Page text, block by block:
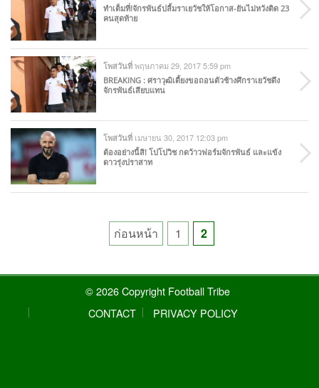
ทำเต็มที่!จักรพันธ์ปลื้มราเยวัชให้โอกาส-ยันไม่หวังติด 23
คนสุดท้าย
โพสวันที่ พฤษภาคม 29, 2017 5:59 pm
BREAKING : ศราวุฒิเดี้ยงขอถอนตัวช้างศึกราเยวัชดึง
จักรพันธ์เสียบแทน
โพสวันที่ เมษายน 30, 2017 12:03 pm
ต้องอย่างนี้สิ! โปโปวิช กดว้าวฟอร์มจักรพันธ์ และแข้ง
ดาวรุ่งปราสาท
Posts
pagination
ก่อนหน้า 1 2
© 2026 Copyright Football Tribe
CONTACT
PRIVACY POLICY